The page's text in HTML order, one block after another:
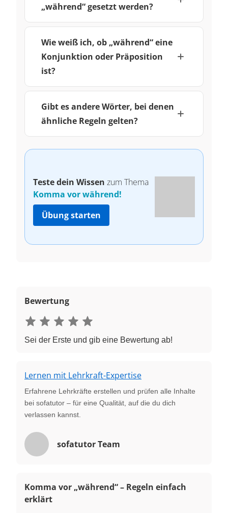
„während“ gesetzt werden?
Wie weiß ich, ob „während“ eine
Konjunktion oder Präposition
ist?
Gibt es andere Wörter, bei denen
ähnliche Regeln gelten?
Teste dein Wissen zum Thema
Komma vor während!
Übung starten
Bewertung
Sei der Erste und gib eine Bewertung ab!
Lernen mit Lehrkraft-Expertise
Erfahrene Lehrkräfte erstellen und prüfen alle Inhalte
bei sofatutor – für eine Qualität, auf die du dich
verlassen kannst.
sofatutor Team
Komma vor „während“ – Regeln einfach
erklärt